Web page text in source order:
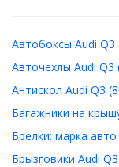
Автобоксы Audi Q3
Авточехлы Audi Q3
Антискол Audi Q3
Багажники на
Брелки: марка
Брызговики Audi